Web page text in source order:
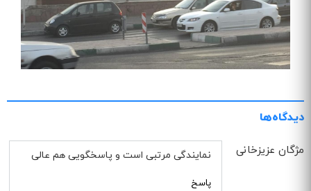
دیدگاه‌ها
مژگان عزیزخانی نمایندگی مرتبی است و پاسخگویی هم عالی
پاسخ